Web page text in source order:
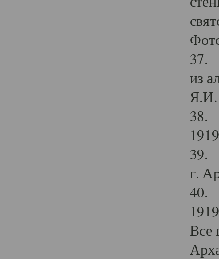
37.
из
Я.И.
38.
39.
г.
40.
Все